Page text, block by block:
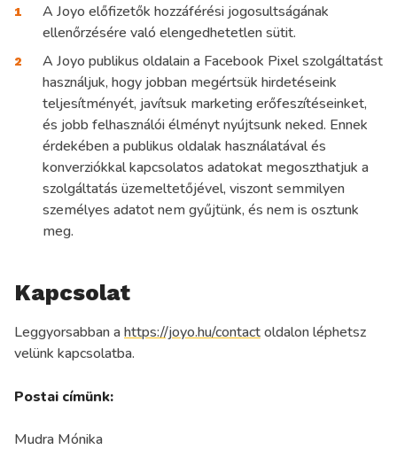
A Joyo előfizetők hozzáférési jogosultságának
ellenőrzésére való elengedhetetlen sütit.
A Joyo publikus oldalain a Facebook Pixel szolgáltatást
használjuk, hogy jobban megértsük hirdetéseink
teljesítményét, javítsuk marketing erőfeszítéseinket,
és jobb felhasználói élményt nyújtsunk neked. Ennek
érdekében a publikus oldalak használatával és
konverziókkal kapcsolatos adatokat megoszthatjuk a
szolgáltatás üzemeltetőjével, viszont semmilyen
személyes adatot nem gyűjtünk, és nem is osztunk
meg.
Kapcsolat
Leggyorsabban ahttps://joyo.hu/contactoldalon léphetsz
velünk kapcsolatba.
Postai címünk:
Mudra Mónika